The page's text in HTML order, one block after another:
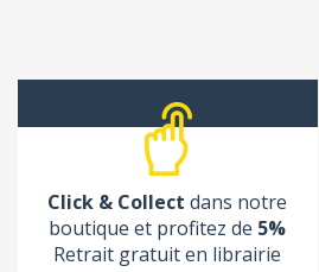
Click & Collect dans notre
boutique et profitez de 5%
Retrait gratuit en librairie